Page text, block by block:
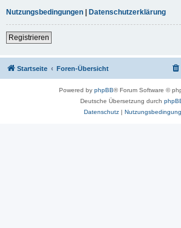
Nutzungsbedingungen | Datenschutzerklärung
Registrieren
Startseite Foren-Übersicht
Powered by phpBB® Forum Software ©
Deutsche Übersetzung durch
Datenschutz|